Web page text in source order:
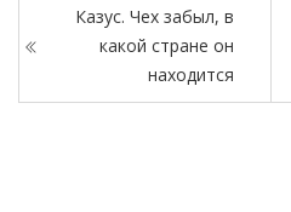
Казус. Чех забыл, в
какой стране он
находится